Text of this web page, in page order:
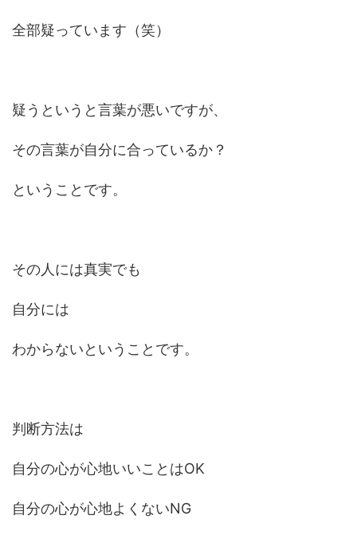
全部疑っています（笑）
疑うというと言葉が悪いですが、
その言葉が自分に合っているか？
ということです。
その人には真実でも
自分には
わからないということです。
判断方法は
自分の心が心地いいことはOK
自分の心が心地よくないNG